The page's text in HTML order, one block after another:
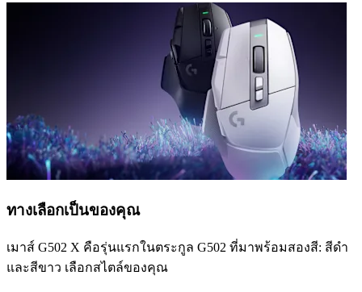
ทางเลือกเป็นของคุณ
เมาส์ G502 X คือรุ่นแรกในตระกูล G502 ที่มาพร้อมสองสี: สีดำ
และสีขาว เลือกสไตล์ของคุณ